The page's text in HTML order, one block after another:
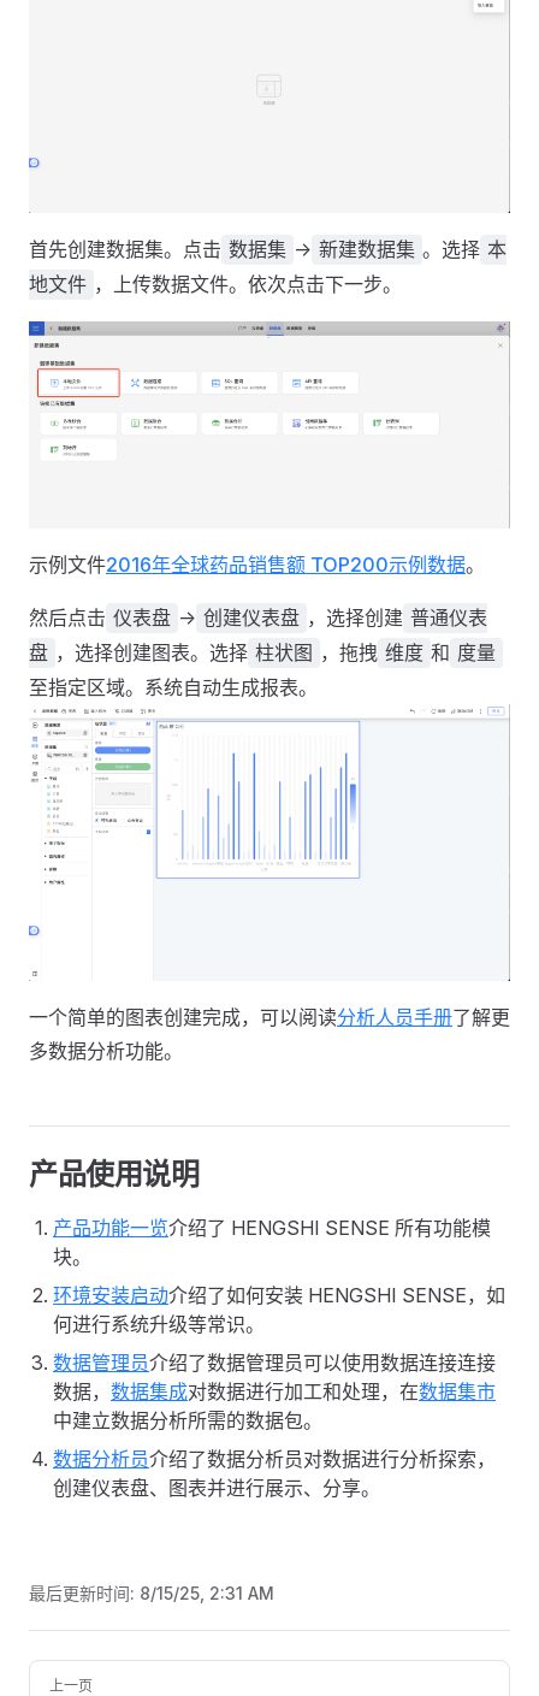
首先创建数据集。点击 数据集 -> 新建数据集 。选择 本
地文件 ，上传数据文件。依次点击下一步。
示例文件2016年全球药品销售额 TOP200示例数据。
然后点击 仪表盘 -> 创建仪表盘 ，选择创建 普通仪表
盘 ，选择创建图表。选择 柱状图 ，拖拽 维度 和 度量
至指定区域。系统自动生成报表。
一个简单的图表创建完成，可以阅读分析人员手册了解更
多数据分析功能。
产品使用说明
产品功能一览介绍了 HENGSHI SENSE 所有功能模
块。
环境安装启动介绍了如何安装 HENGSHI SENSE，如
何进行系统升级等常识。
数据管理员介绍了数据管理员可以使用数据连接连接
数据， 数据集成对数据进行加工和处理，在数据集市
中建立数据分析所需的数据包。
数据分析员介绍了数据分析员对数据进行分析探索，
创建仪表盘、图表并进行展示、分享。
最后更新时间: 8/15/25, 2:31 AM
Pager
上一页